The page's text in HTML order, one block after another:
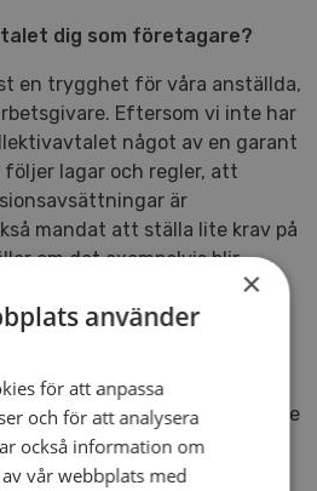
dig som företagare?
en trygghet för våra anställda,
Eftersom vi inte har
något av en garant
lagar och regler, att
är
mandat att ställa lite krav på
om det exempelvis blir
affärsnytta?
på oss som
Och det ger oss kanske
de flesta konkurrenter
×
använder
för att anpassa
och för att analysera
också information om
vår webbplats med